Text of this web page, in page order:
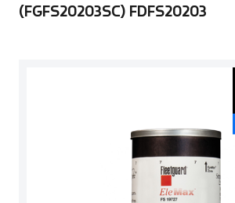
(FGFS20203SC) FDFS20203